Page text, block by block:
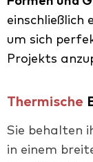
um sich
Projekts
Thermische
Sie behalten
in einem